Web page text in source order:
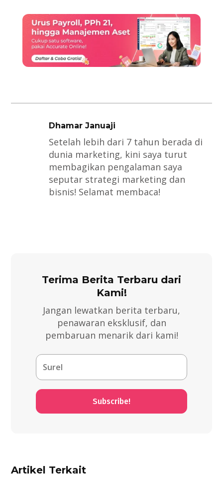
Dhamar Januaji
Setelah lebih dari 7 tahun berada di
dunia marketing, kini saya turut
membagikan pengalaman saya
seputar strategi marketing dan
bisnis! Selamat membaca!
Terima Berita Terbaru dari
Kami!
Jangan lewatkan berita terbaru,
penawaran eksklusif, dan
pembaruan menarik dari kami!
Subscribe!
Artikel Terkait